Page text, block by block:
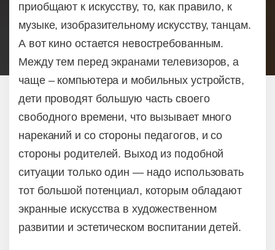
приобщают к искусству, то, как правило, к
музыке, изобразительному искусству, танцам.
А вот кино остается невостребованным.
Между тем перед экранами телевизоров, а
чаще – компьютера и мобильных устройств,
дети проводят большую часть своего
свободного времени, что вызывает много
нареканий и со стороны педагогов, и со
стороны родителей. Выход из подобной
ситуации только один — надо использовать
тот большой потенциал, которым обладают
экранные искусства в художественном
развитии и эстетическом воспитании детей.